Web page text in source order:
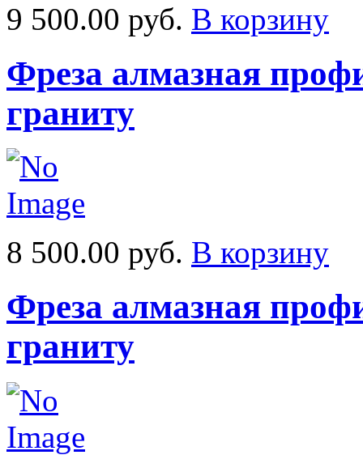
9 500.00 руб. В корзину
Фреза алмазная
граниту
8 500.00 руб. В корзину
Фреза алмазная
граниту